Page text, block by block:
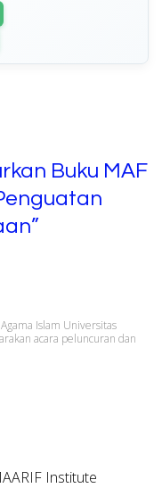
Buku MAF
Islam Universitas
acara peluncuran dan
Institute